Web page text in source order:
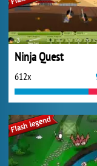
Ninja Quest
612x